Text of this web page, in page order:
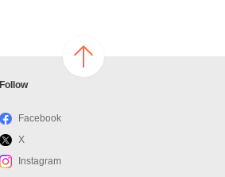
Follow
Facebook
X
Instagram